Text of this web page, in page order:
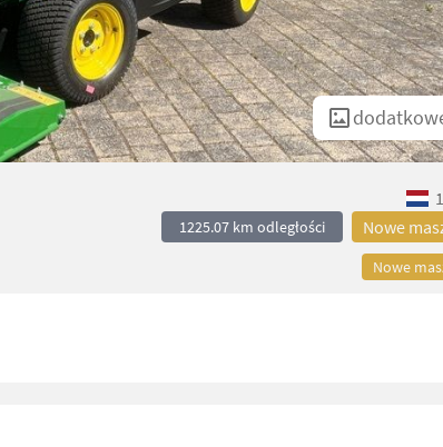
1225.07 km odległości Nowe
Nowe